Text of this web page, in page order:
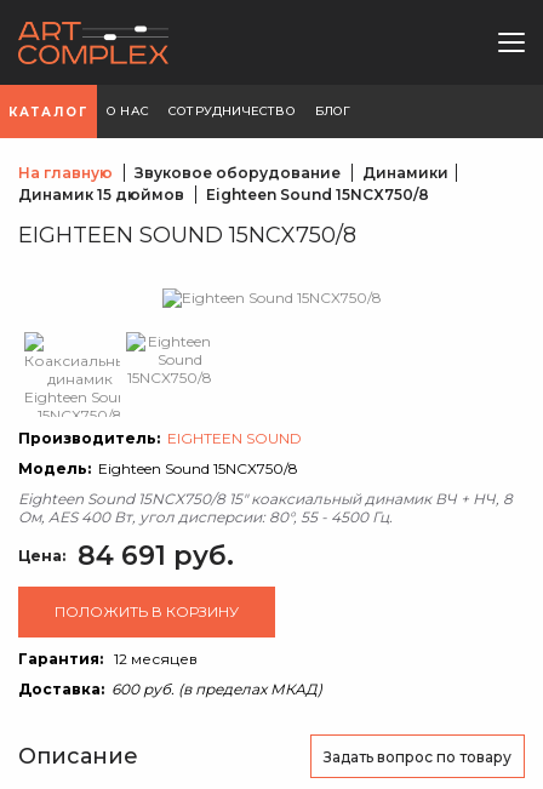
КАТАЛОГ О НАС СОТРУДНИЧЕСТВО БЛОГ
На главную Звуковое оборудование
Динамики
Динамик 15 дюймов
Eighteen Sound 15NCX750/8
EIGHTEEN SOUND 15NCX750/8
Производитель: EIGHTEEN SOUND
Модель: Eighteen Sound 15NCX750/8
Eighteen Sound 15NCX750/8 15" коаксиальный динамик ВЧ + НЧ, 8
Ом, AES 400 Вт, угол дисперсии: 80°, 55 - 4500 Гц.
Цена: 84 691 руб.
ПОЛОЖИТЬ В КОРЗИНУ
Гарантия: 12 месяцев
Доставка: 600 руб. (в пределах МКАД)
Описание Задать вопрос по товару